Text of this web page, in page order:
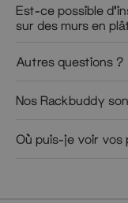
Est-ce possible
sur des murs en
Autres questions ?
Nos Rackbuddy
Où puis-je voir vos